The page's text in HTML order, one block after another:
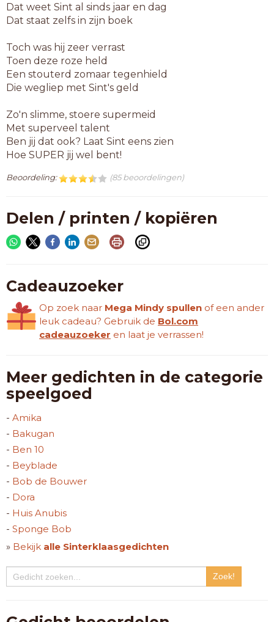
Dat weet Sint al sinds jaar en dag
Dat staat zelfs in zijn boek
Toch was hij zeer verrast
Toen deze roze held
Een stouterd zomaar tegenhield
Die wegliep met Sint's geld
Zo'n slimme, stoere supermeid
Met superveel talent
Ben jij dat ook? Laat Sint eens zien
Hoe SUPER jij wel bent!
Beoordeling: (85 beoordelingen)
Delen / printen / kopiëren
Cadeauzoeker
Op zoek naar Mega Mindy spullen of een ander
leuk cadeau? Gebruik de Bol.com
cadeauzoeker en laat je verrassen!
Meer gedichten in de categorie
speelgoed
- Amika
- Bakugan
- Ben 10
- Beyblade
- Bob de Bouwer
- Dora
- Huis Anubis
- Sponge Bob
» Bekijk alle Sinterklaasgedichten